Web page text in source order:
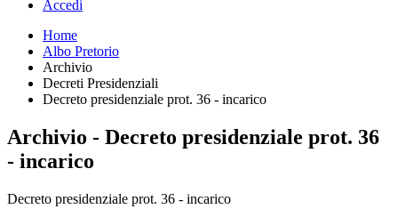
Accedi
Home
Albo Pretorio
Archivio
Decreti Presidenziali
Decreto presidenziale prot. 36 - incarico
Archivio - Decreto presidenziale prot. 36
- incarico
Decreto presidenziale prot. 36 - incarico